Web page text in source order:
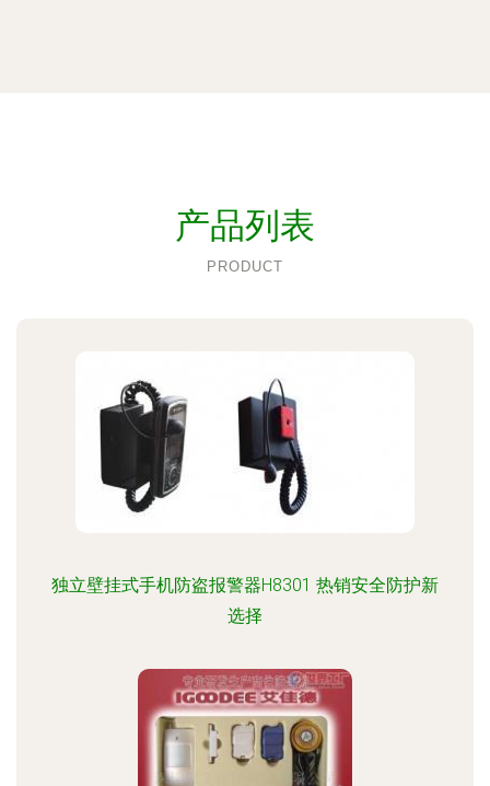
产品列表
PRODUCT
独立壁挂式手机防盗报警器H8301 热销安全防护新
选择